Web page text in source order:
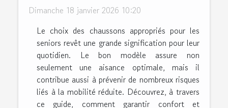
Dimanche 18 janvier 2026 10:20
Le choix des chaussons appropriés pour les
seniors revêt une grande signification pour leur
quotidien. Le bon modèle assure non
seulement une aisance optimale, mais il
contribue aussi à prévenir de nombreux risques
liés à la mobilité réduite. Découvrez, à travers
ce guide, comment garantir confort et